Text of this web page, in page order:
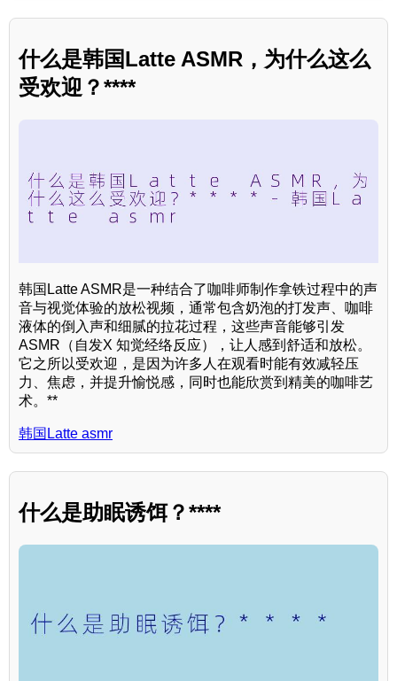
什么是韩国Latte ASMR，为什么这么
受欢迎？****
韩国Latte ASMR是一种结合了咖啡师制作拿铁过程中的声
音与视觉体验的放松视频，通常包含奶泡的打发声、咖啡
液体的倒入声和细腻的拉花过程，这些声音能够引发
ASMR（自发X 知觉经络反应），让人感到舒适和放松。
它之所以受欢迎，是因为许多人在观看时能有效减轻压
力、焦虑，并提升愉悦感，同时也能欣赏到精美的咖啡艺
术。**
韩国Latte asmr
什么是助眠诱饵？****